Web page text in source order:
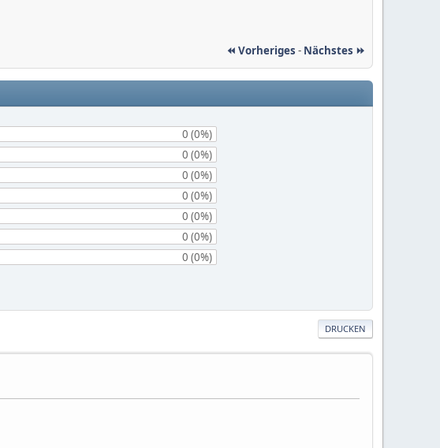
⏪ Vorheriges - Nächstes ⏩
0 (0%)
0 (0%)
0 (0%)
0 (0%)
0 (0%)
0 (0%)
0 (0%)
DRUCKEN